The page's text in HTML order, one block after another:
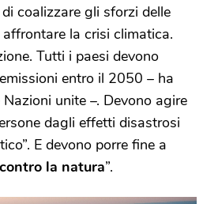
coalizzare gli sforzi delle
la crisi climatica.
Tutti i paesi devono
entro il 2050 – ha
unite –. Devono agire
dagli effetti disastrosi
E devono porre fine a
la natura”.